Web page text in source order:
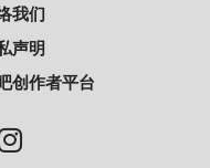
我们
声明
创作者平台